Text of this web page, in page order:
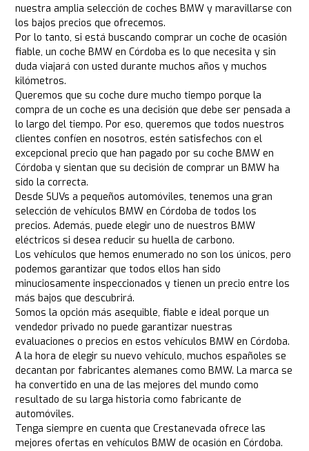
nuestra amplia selección de coches BMW y maravillarse con
los bajos precios que ofrecemos.
Por lo tanto, si está buscando comprar un coche de ocasión
fiable, un coche BMW en Córdoba es lo que necesita y sin
duda viajará con usted durante muchos años y muchos
kilómetros.
Queremos que su coche dure mucho tiempo porque la
compra de un coche es una decisión que debe ser pensada a
lo largo del tiempo. Por eso, queremos que todos nuestros
clientes confíen en nosotros, estén satisfechos con el
excepcional precio que han pagado por su coche BMW en
Córdoba y sientan que su decisión de comprar un BMW ha
sido la correcta.
Desde SUVs a pequeños automóviles, tenemos una gran
selección de vehículos BMW en Córdoba de todos los
precios. Además, puede elegir uno de nuestros BMW
eléctricos si desea reducir su huella de carbono.
Los vehículos que hemos enumerado no son los únicos, pero
podemos garantizar que todos ellos han sido
minuciosamente inspeccionados y tienen un precio entre los
más bajos que descubrirá.
Somos la opción más asequible, fiable e ideal porque un
vendedor privado no puede garantizar nuestras
evaluaciones o precios en estos vehículos BMW en Córdoba.
A la hora de elegir su nuevo vehículo, muchos españoles se
decantan por fabricantes alemanes como BMW. La marca se
ha convertido en una de las mejores del mundo como
resultado de su larga historia como fabricante de
automóviles.
Tenga siempre en cuenta que Crestanevada ofrece las
mejores ofertas en vehículos BMW de ocasión en Córdoba.